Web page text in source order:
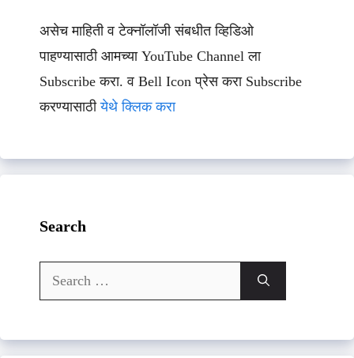
असेच माहिती व टेक्नॉलॉजी संबधीत व्हिडिओ
पाहण्यासाठी आमच्या YouTube Channel ला
Subscribe करा. व Bell Icon प्रेस करा Subscribe
करण्यासाठीयेथे क्लिक करा
Search
Search
for: